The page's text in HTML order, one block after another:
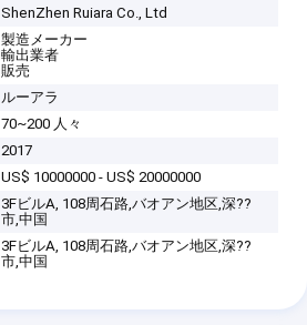
ShenZhen Ruiara Co., Ltd
製造メーカー
輸出業者
販売
ルーアラ
70~200 人々
2017
US$ 10000000 - US$ 20000000
3FビルA, 108周石路,バオアン地区,深??
市,中国
3FビルA, 108周石路,バオアン地区,深??
市,中国